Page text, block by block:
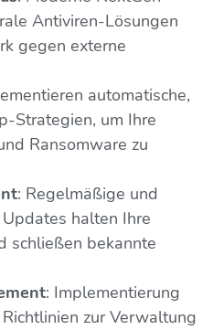
Antiviren-Lösungen
gegen externe
automatische,
Strategien, um Ihre
Ransomware zu
: Regelmäßige und
halten Ihre
schließen bekannte
: Implementierung
zur Verwaltung